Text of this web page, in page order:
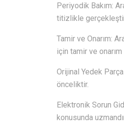
Periyodik Bakım:
titizlikle
Tamir ve Onarım:
için tamir ve
Orijinal Yedek
önceliktir.
Elektronik Sorun
konusunda